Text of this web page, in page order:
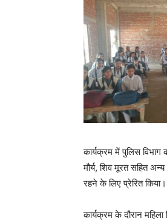
कार्यक्रम में पुलिस
मौर्य, शिव मूरत सहित
रहने के लिए प्रेरित किया।
कार्यक्रम के दौरान